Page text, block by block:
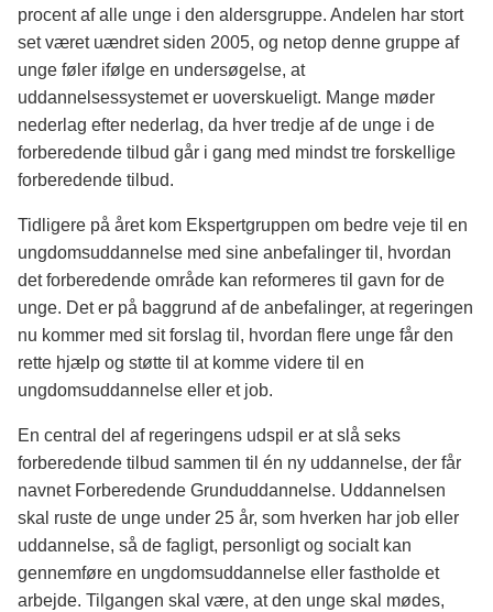
procent af alle unge i den aldersgruppe. Andelen har stort
set været uændret siden 2005, og netop denne gruppe af
unge føler ifølge en undersøgelse, at
uddannelsessystemet er uoverskueligt. Mange møder
nederlag efter nederlag, da hver tredje af de unge i de
forberedende tilbud går i gang med mindst tre forskellige
forberedende tilbud.
Tidligere på året kom Ekspertgruppen om bedre veje til en
ungdomsuddannelse med sine anbefalinger til, hvordan
det forberedende område kan reformeres til gavn for de
unge. Det er på baggrund af de anbefalinger, at regeringen
nu kommer med sit forslag til, hvordan flere unge får den
rette hjælp og støtte til at komme videre til en
ungdomsuddannelse eller et job.
En central del af regeringens udspil er at slå seks
forberedende tilbud sammen til én ny uddannelse, der får
navnet Forberedende Grunduddannelse. Uddannelsen
skal ruste de unge under 25 år, som hverken har job eller
uddannelse, så de fagligt, personligt og socialt kan
gennemføre en ungdomsuddannelse eller fastholde et
arbejde. Tilgangen skal være, at den unge skal mødes,